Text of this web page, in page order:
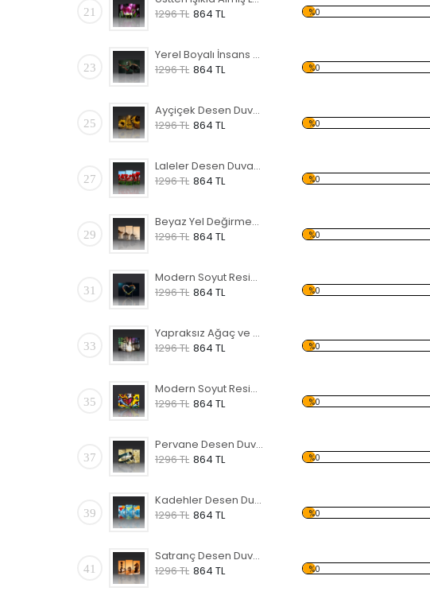
21
1296 TL 864 TL %0
23
Yerel Boyalı İnsans Forex Tablo
1296 TL 864 TL %0
25
Ayçiçek Desen Duvar Panosu
1296 TL 864 TL %0
27
Laleler Desen Duvar Panosu
1296 TL 864 TL %0
29
Beyaz Yel Değirmenleri Forex Tablo
1296 TL 864 TL %0
31
Modern Soyut Resim 21 Forex Tablo
1296 TL 864 TL %0
33
Yapraksız Ağaç ve Renkli Gökyüzü Forex Tablo
1296 TL 864 TL %0
35
Modern Soyut Resim 15 Forex Tablo
1296 TL 864 TL %0
37
Pervane Desen Duvar Panosu 3AS-1114
1296 TL 864 TL %0
39
Kadehler Desen Duvar Panosu 3AS-1117
1296 TL 864 TL %0
41
Satranç Desen Duvar Panosu
1296 TL 864 TL %0